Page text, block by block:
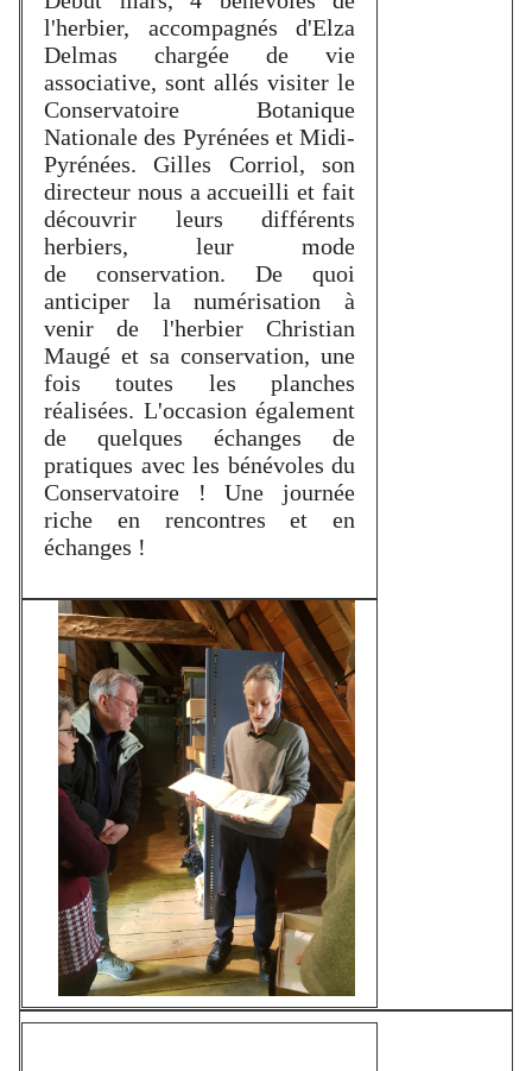
l'herbier, accompagnés d'Elza
Delmas chargée de vie
associative, sont allés visiter le
Conservatoire Botanique
Nationale des Pyrénées et Midi-
Pyrénées. Gilles Corriol, son
directeur nous a accueilli et fait
découvrir leurs différents
herbiers, leur mode
de conservation. De quoi
anticiper la numérisation à
venir de l'herbier Christian
Maugé et sa conservation, une
fois toutes les planches
réalisées. L'occasion également
de quelques échanges de
pratiques avec les bénévoles du
Conservatoire ! Une journée
riche en rencontres et en
échanges !